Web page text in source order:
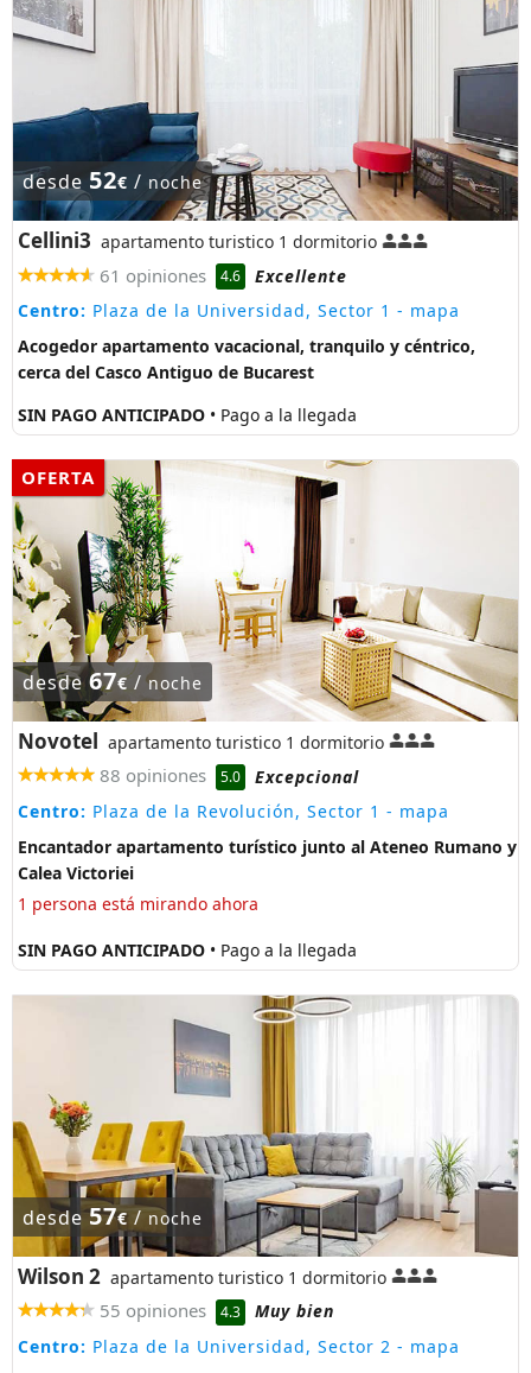
desde 52€ / noche
Cellini3 apartamento turistico 1 dormitorio
61 opiniones 4.6
Excellente
Centro: Plaza de la Universidad, Sector 1 - mapa
Acogedor apartamento vacacional, tranquilo y céntrico,
cerca del Casco Antiguo de Bucarest
SIN PAGO ANTICIPADO • Pago a la llegada
OFERTA
desde 67€/noche
Novotel apartamento turistico 1 dormitorio
88 opiniones 5.0
Excepcional
Centro: Plaza de la Revolución, Sector 1 - mapa
Encantador apartamento turístico junto al Ateneo Rumano y
Calea Victoriei
1 persona está mirando ahora
SIN PAGO ANTICIPADO • Pago a la llegada
desde57€/ noche
Wilson 2 apartamento turistico 1 dormitorio
55 opiniones 4.3
Muy bien
Centro: Plaza de la Universidad, Sector 2 - mapa